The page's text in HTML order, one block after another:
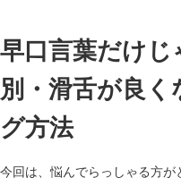
早口言葉だけじ
別・滑舌が良
グ方法
今回は、悩んでらっしゃる方